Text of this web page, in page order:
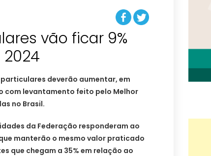
vão ficar 9%
deverão aumentar, em
com levantamento feito pelo Melhor
no Brasil.
da Federação responderam ao
manterão o mesmo valor praticado
que chegam a 35% em relação ao